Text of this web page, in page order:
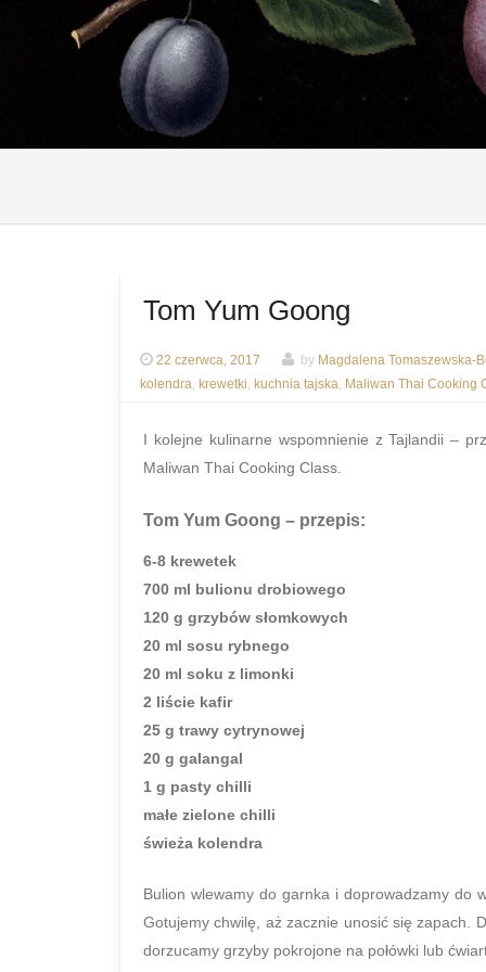
Tom Yum Goong
22 czerwca, 2017 by Magdalena Tomaszewska-
kolendra, krewetki, kuchnia tajska, Maliwan Thai Cooking
I kolejne kulinarne wspomnienie z Tajlandii –
Maliwan Thai Cooking Class.
Tom Yum Goong – przepis:
6-8 krewetek
700 ml bulionu drobiowego
120 g grzybów słomkowych
20 ml sosu rybnego
20 ml soku z limonki
2 liście kafir
25 g trawy cytrynowej
20 g galangal
1 g pasty chilli
małe zielone chilli
świeża kolendra
Bulion wlewamy do garnka i doprowadzamy do
Gotujemy chwilę, aż zacznie unosić się zapach.
dorzucamy grzyby pokrojone na połówki lub